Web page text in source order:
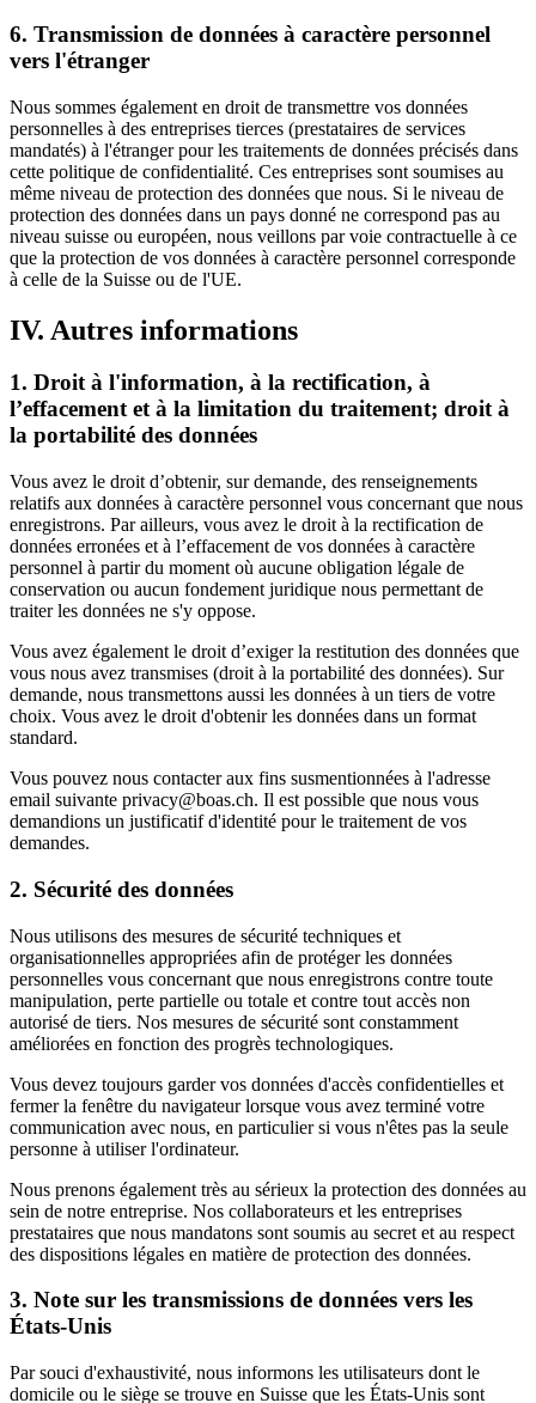
6. Transmission de données à caractère personnel
vers l'étranger
Nous sommes également en droit de transmettre vos données
personnelles à des entreprises tierces (prestataires de services
mandatés) à l'étranger pour les traitements de données précisés dans
cette politique de confidentialité. Ces entreprises sont soumises au
même niveau de protection des données que nous. Si le niveau de
protection des données dans un pays donné ne correspond pas au
niveau suisse ou européen, nous veillons par voie contractuelle à ce
que la protection de vos données à caractère personnel corresponde
à celle de la Suisse ou de l'UE.
IV. Autres informations
1. Droit à l'information, à la rectification, à
l’effacement et à la limitation du traitement; droit à
la portabilité des données
Vous avez le droit d’obtenir, sur demande, des renseignements
relatifs aux données à caractère personnel vous concernant que nous
enregistrons. Par ailleurs, vous avez le droit à la rectification de
données erronées et à l’effacement de vos données à caractère
personnel à partir du moment où aucune obligation légale de
conservation ou aucun fondement juridique nous permettant de
traiter les données ne s'y oppose.
Vous avez également le droit d’exiger la restitution des données que
vous nous avez transmises (droit à la portabilité des données). Sur
demande, nous transmettons aussi les données à un tiers de votre
choix. Vous avez le droit d'obtenir les données dans un format
standard.
Vous pouvez nous contacter aux fins susmentionnées à l'adresse
email suivante privacy@boas.ch. Il est possible que nous vous
demandions un justificatif d'identité pour le traitement de vos
demandes.
2. Sécurité des données
Nous utilisons des mesures de sécurité techniques et
organisationnelles appropriées afin de protéger les données
personnelles vous concernant que nous enregistrons contre toute
manipulation, perte partielle ou totale et contre tout accès non
autorisé de tiers. Nos mesures de sécurité sont constamment
améliorées en fonction des progrès technologiques.
Vous devez toujours garder vos données d'accès confidentielles et
fermer la fenêtre du navigateur lorsque vous avez terminé votre
communication avec nous, en particulier si vous n'êtes pas la seule
personne à utiliser l'ordinateur.
Nous prenons également très au sérieux la protection des données au
sein de notre entreprise. Nos collaborateurs et les entreprises
prestataires que nous mandatons sont soumis au secret et au respect
des dispositions légales en matière de protection des données.
3. Note sur les transmissions de données vers les
États-Unis
Par souci d'exhaustivité, nous informons les utilisateurs dont le
domicile ou le siège se trouve en Suisse que les États-Unis sont